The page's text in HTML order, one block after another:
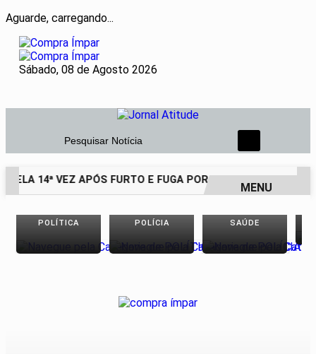
Aguarde, carregando...
Sábado, 08 de Agosto 2026
Pesquisar Notícia
14ª VEZ APÓS FURTO E FUGA POR TELHADOS
EM ALTA
MENU
POLÍTICA POLÍCIA SAÚDE